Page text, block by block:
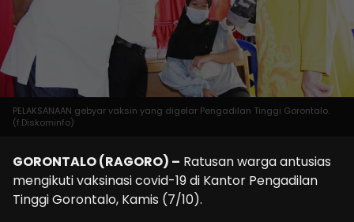
PELAKSANAAN gebyar vaksin yang digelar Pengadilan Tinggi Gorontalo.
(f.Diskominfo)
GORONTALO (RAGORO) – Ratusan warga antusias
mengikuti vaksinasi covid-19 di Kantor Pengadilan
Tinggi Gorontalo, Kamis (7/10).